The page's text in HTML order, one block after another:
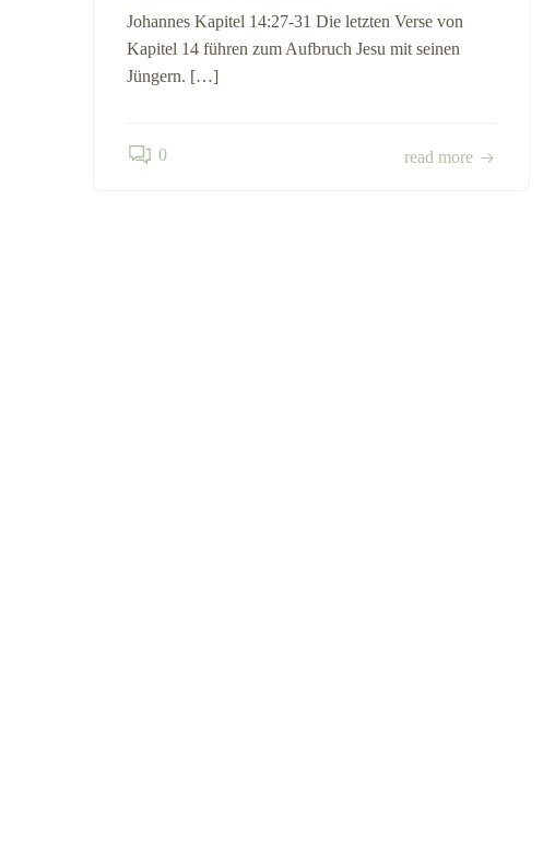
Johannes Kapitel 14:27-31 Die letzten Verse von
Kapitel 14 führen zum Aufbruch Jesu mit seinen
Jüngern. […]
0 read more